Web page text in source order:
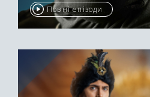
Повні епізоди